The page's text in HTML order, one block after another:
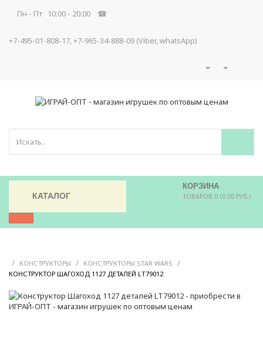
Пн - Пт 10:00 - 20:00 ☎
+7-495-01-808-17, +7-965-34-888-09 (Viber, whatsApp)
КОРЗИНА
ТОВАРОВ 0 (0.00 РУБ.)
КАТАЛОГ
/ КОНСТРУКТОРЫ / КОНСТРУКТОРЫ STAR WARS /
КОНСТРУКТОР ШАГОХОД 1127 ДЕТАЛЕЙ LT79012